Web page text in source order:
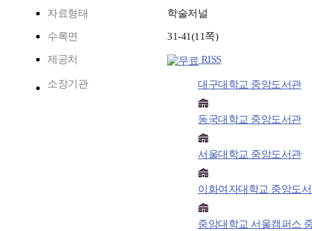
자료형태 학술저널
수록면 31-41(11쪽)
제공처 RISS
소장기관 대구대학교 중앙도서관
동국대학교 중앙도서관
서울대학교 중앙도서관
이화여자대학교 중앙도
중앙대학교 서울캠퍼스